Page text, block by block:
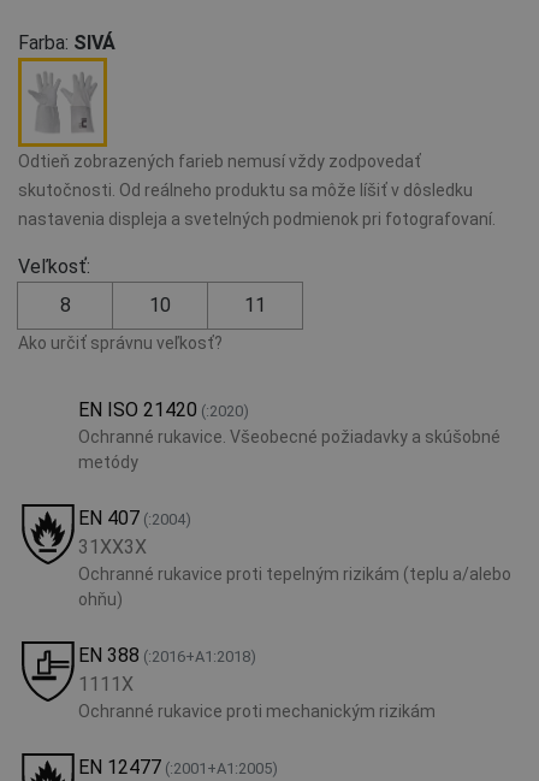
Farba: SIVÁ
Odtieň zobrazených farieb nemusí vždy zodpovedať
skutočnosti. Od reálneho produktu sa môže líšiť v dôsledku
nastavenia displeja a svetelných podmienok pri fotografovaní.
Veľkosť:
8
10 11
Ako určiť správnu veľkosť?
EN ISO 21420 (:2020)
Ochranné rukavice. Všeobecné požiadavky a skúšobné
metódy
EN 407 (:2004)
31XX3X
Ochranné rukavice proti tepelným rizikám (teplu a/alebo
ohňu)
EN 388 (:2016+A1:2018)
1111X
Ochranné rukavice proti mechanickým rizikám
EN 12477 (:2001+А1:2005)